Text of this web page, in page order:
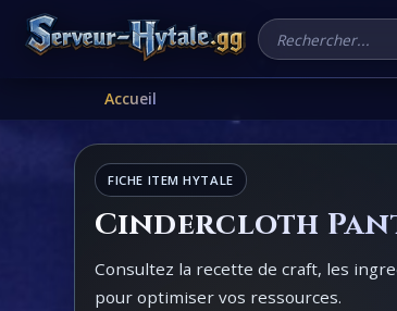
Rechercher un
Accueil
FICHE ITEM HYTALE
Cindercloth
Consultez la recette de craft, les
pour optimiser vos ressources.